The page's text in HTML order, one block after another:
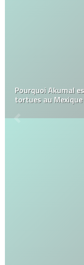
Pourquoi Akumal
tortues au Mexique